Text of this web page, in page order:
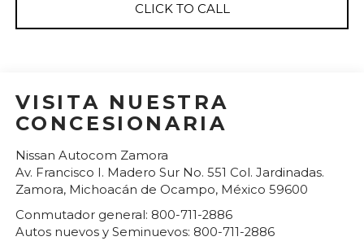
CLICK TO CALL
VISITA NUESTRA
CONCESIONARIA
Nissan Autocom Zamora
Av. Francisco I. Madero Sur No. 551 Col. Jardinadas.
Zamora, Michoacán de Ocampo, México 59600
Conmutador general: 800-711-2886
Autos nuevos y Seminuevos: 800-711-2886